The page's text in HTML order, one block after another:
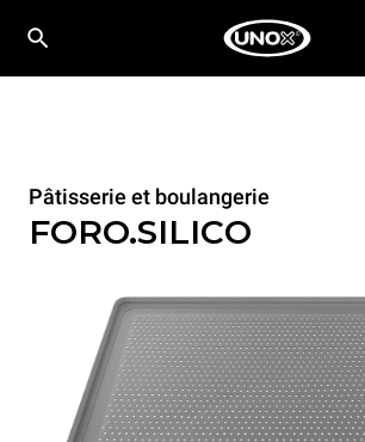
Pâtisserie et boulangerie
FORO.SILICO